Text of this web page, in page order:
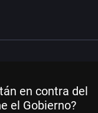
en contra del
el Gobierno?